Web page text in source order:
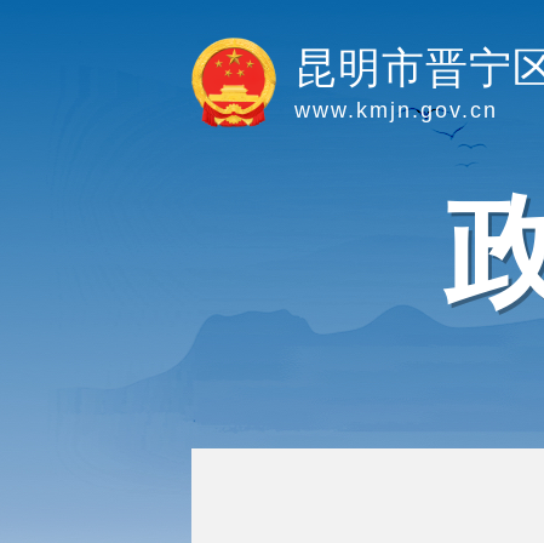
昆明市晋宁
www.kmjn.gov.cn